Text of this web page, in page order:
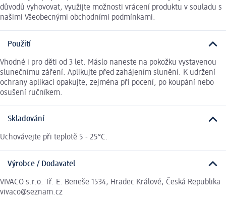
důvodů vyhovovat, využijte možnosti vrácení produktu v souladu s
našimi Všeobecnými obchodními podmínkami.
Použití
Vhodné i pro děti od 3 let. Máslo naneste na pokožku vystavenou
slunečnímu záření. Aplikujte před zahájením slunění. K udržení
ochrany aplikaci opakujte, zejména při pocení, po koupání nebo
osušení ručníkem.
Skladování
Uchovávejte při teplotě 5 - 25°C.
Výrobce / Dodavatel
VIVACO s.r.o. Tř. E. Beneše 1534, Hradec Králové, Česká Republika
vivaco@seznam.cz